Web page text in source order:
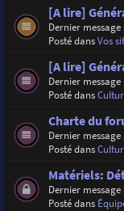
[A lire]
Dernier
Posté dansVos
[A lire]
Dernier
Posté dans
Charte du
Dernier
Posté dans
Matériels:
Dernier
Posté dans